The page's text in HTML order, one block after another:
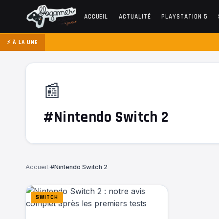
ACCUEIL ACTUALITÉ PLAYSTATION 5
⚡ À LA UNE
📰
#Nintendo Switch 2
Accueil #Nintendo Switch 2
SWITCH